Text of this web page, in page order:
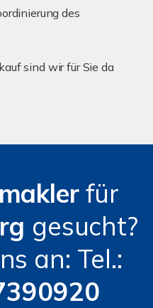
des
sind wir für Sie da
für
gesucht?
an: Tel.: